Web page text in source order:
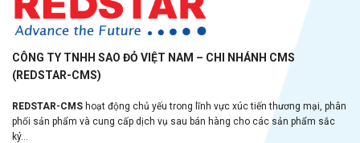
CÔNG TY TNHH SAO ĐỎ VIỆT NAM – CHI NHÁNH CMS
(REDSTAR-CMS)
REDSTAR-CMS hoạt động chủ yếu trong lĩnh vực xúc tiến thương mại, phân
phối sản phẩm và cung cấp dịch vụ sau bán hàng cho các sản phẩm sắc
ký...